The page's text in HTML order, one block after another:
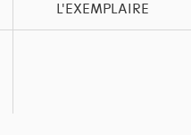
L'EXEMPLAIRE